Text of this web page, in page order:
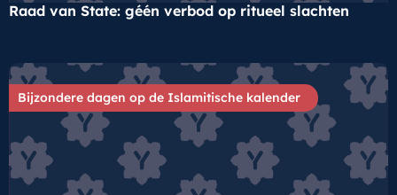
Raad van State: géén verbod op ritueel slachten
Bijzondere dagen op de Islamitische kalender